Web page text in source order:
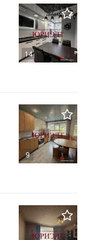
14
9